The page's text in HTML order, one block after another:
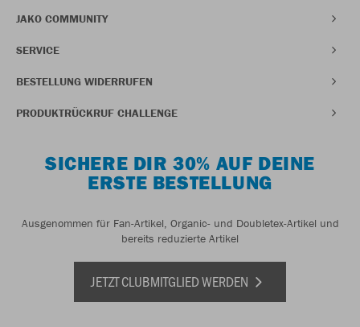
JAKO COMMUNITY
SERVICE
BESTELLUNG WIDERRUFEN
PRODUKTRÜCKRUF CHALLENGE
SICHERE DIR 30% AUF DEINE
ERSTE BESTELLUNG
Ausgenommen für Fan-Artikel, Organic- und Doubletex-Artikel und
bereits reduzierte Artikel
JETZT CLUBMITGLIED WERDEN